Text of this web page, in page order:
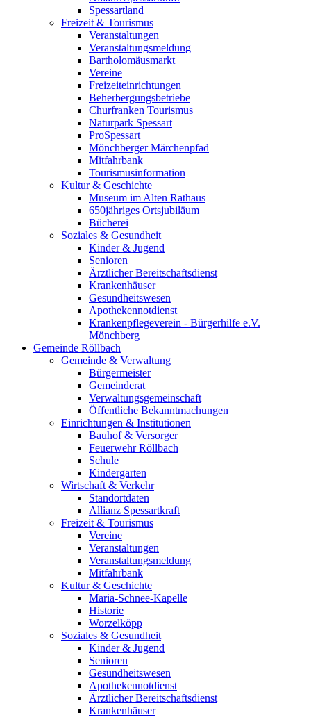
Spessartland
Freizeit & Tourismus
Veranstaltungen
Veranstaltungsmeldung
Bartholomäusmarkt
Vereine
Freizeiteinrichtungen
Beherbergungsbetriebe
Churfranken Tourismus
Naturpark Spessart
ProSpessart
Mönchberger Märchenpfad
Mitfahrbank
Tourismusinformation
Kultur & Geschichte
Museum im Alten Rathaus
650jähriges Ortsjubiläum
Bücherei
Soziales & Gesundheit
Kinder & Jugend
Senioren
Ärztlicher Bereitschaftsdienst
Krankenhäuser
Gesundheitswesen
Apothekennotdienst
Krankenpflegeverein - Bürgerhilfe e.V.
Mönchberg
Gemeinde Röllbach
Gemeinde & Verwaltung
Bürgermeister
Gemeinderat
Verwaltungsgemeinschaft
Öffentliche Bekanntmachungen
Einrichtungen & Institutionen
Bauhof & Versorger
Feuerwehr Röllbach
Schule
Kindergarten
Wirtschaft & Verkehr
Standortdaten
Allianz Spessartkraft
Freizeit & Tourismus
Vereine
Veranstaltungen
Veranstaltungsmeldung
Mitfahrbank
Kultur & Geschichte
Maria-Schnee-Kapelle
Historie
Worzelköpp
Soziales & Gesundheit
Kinder & Jugend
Senioren
Gesundheitswesen
Apothekennotdienst
Ärztlicher Bereitschaftsdienst
Krankenhäuser